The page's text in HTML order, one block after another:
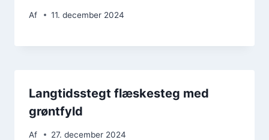
Af 11. december 2024
Langtidsstegt flæskesteg med
grøntfyld
Af 27. december 2024